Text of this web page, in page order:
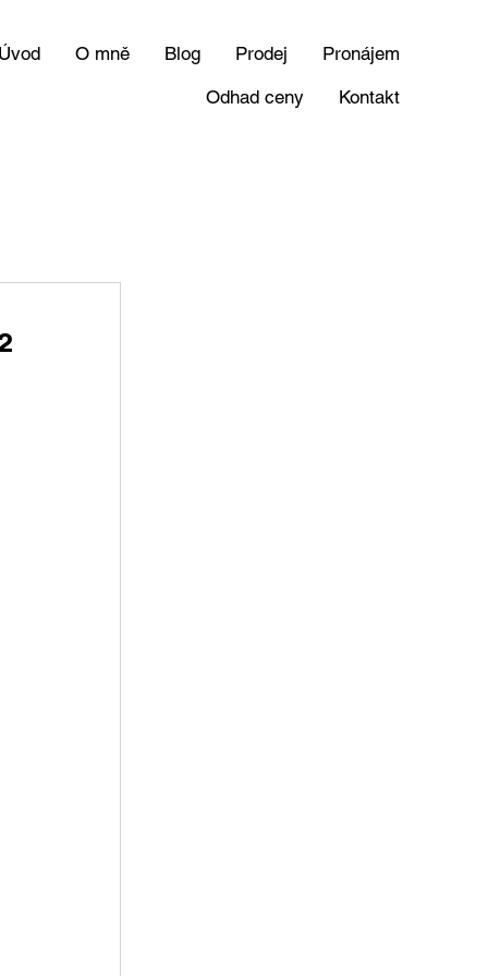
Úvod O mně Blog Prodej
Pronájem
Odhad ceny
Kontakt